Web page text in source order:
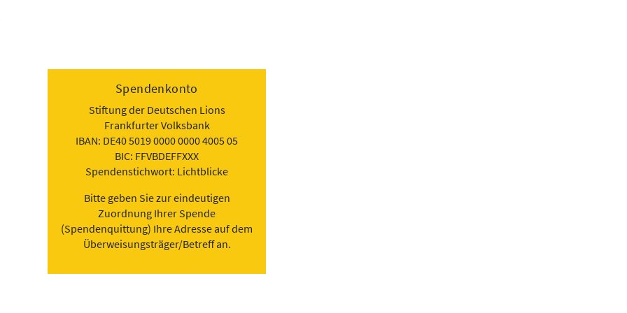
Spendenkonto
Stiftung der Deutschen Lions
Frankfurter Volksbank
IBAN: DE40 5019 0000 0000 4005 05
BIC: FFVBDEFFXXX
Spendenstichwort: Lichtblicke
Bitte geben Sie zur eindeutigen
Zuordnung Ihrer Spende
(Spendenquittung) Ihre Adresse auf dem
Überweisungsträger/Betreff an.